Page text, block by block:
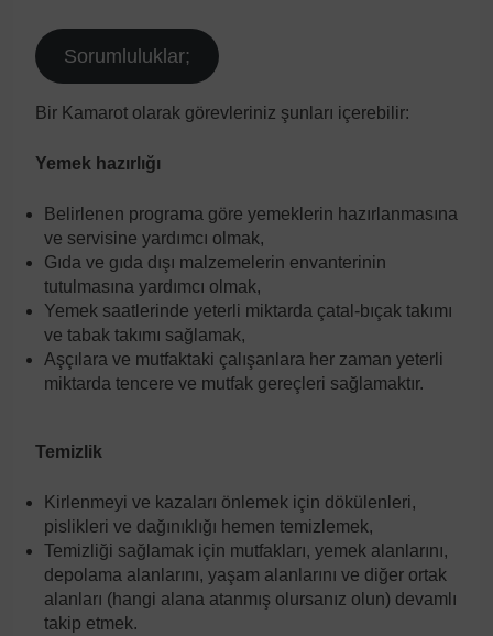
Sorumluluklar;
Bir Kamarot olarak görevleriniz şunları içerebilir:
Yemek hazırlığı
Belirlenen programa göre yemeklerin hazırlanmasına
ve servisine yardımcı olmak,
Gıda ve gıda dışı malzemelerin envanterinin
tutulmasına yardımcı olmak,
Yemek saatlerinde yeterli miktarda çatal-bıçak takımı
ve tabak takımı sağlamak,
Aşçılara ve mutfaktaki çalışanlara her zaman yeterli
miktarda tencere ve mutfak gereçleri sağlamaktır.
Temizlik
Kirlenmeyi ve kazaları önlemek için dökülenleri,
pislikleri ve dağınıklığı hemen temizlemek,
Temizliği sağlamak için mutfakları, yemek alanlarını,
depolama alanlarını, yaşam alanlarını ve diğer ortak
alanları (hangi alana atanmış olursanız olun) devamlı
takip etmek.